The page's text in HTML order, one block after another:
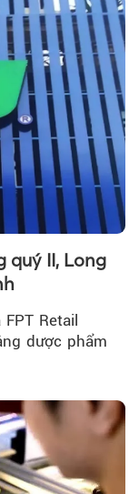
quý II, Long
Retail
dược phẩm